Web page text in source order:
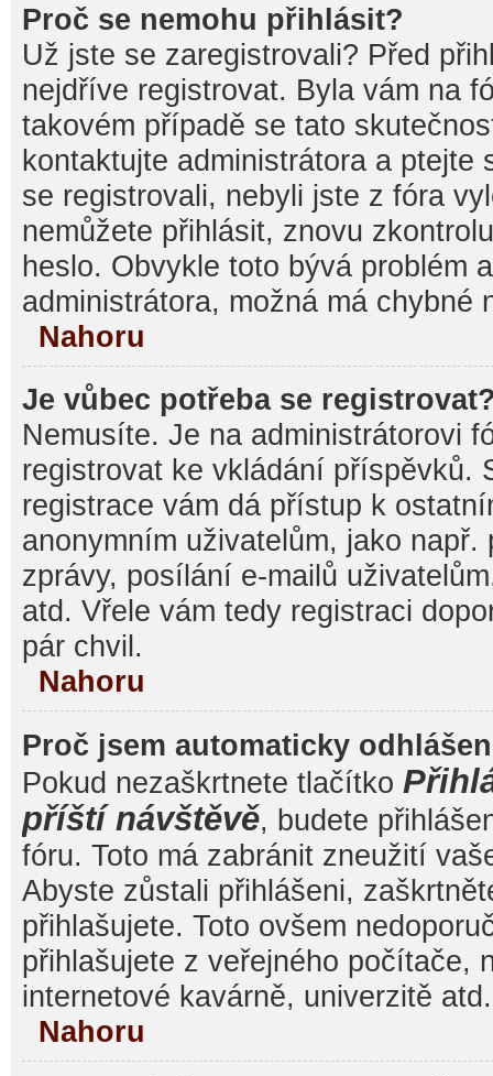
Proč se nemohu přihlásit?
Už jste se zaregistrovali? Před
nejdříve registrovat. Byla vám na
takovém případě se tato
kontaktujte administrátora a ptejte
se registrovali, nebyli jste z fóra
nemůžete přihlásit, znovu
heslo. Obvykle toto bývá problém
administrátora, možná má chybné
Nahoru
Je vůbec potřeba se
Nemusíte. Je na administrátorovi
registrovat ke vkládání příspěvků.
registrace vám dá přístup k
anonymním uživatelům, jako např.
zprávy, posílání e-mailů
atd. Vřele vám tedy registraci
pár chvil.
Nahoru
Proč jsem automaticky
Pokud nezaškrtnete tlačítko
příští návštěvě, budete
fóru. Toto má zabránit zneužití
Abyste zůstali přihlášeni,
přihlašujete. Toto ovšem
přihlašujete z veřejného počítače,
internetové kavárně, univerzitě atd.
Nahoru